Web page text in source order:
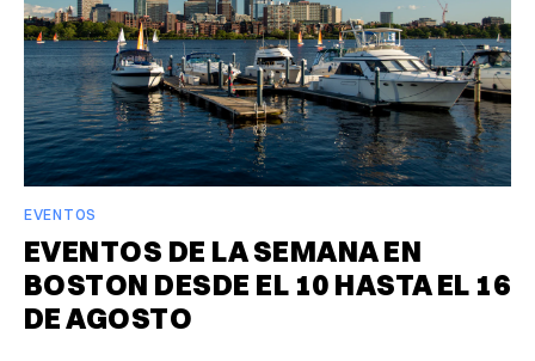
EVENTOS
EVENTOS DE LA SEMANA EN
BOSTON DESDE EL 10 HASTA EL 16
DE AGOSTO